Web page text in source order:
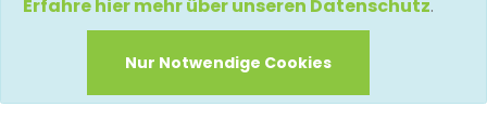
Erfahre hier mehr über unseren Datenschutz.
Nur Notwendige Cookies